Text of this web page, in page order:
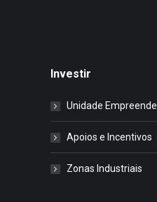
Investir
Unidade Empreende
Apoios e Incentivos
Zonas Industriais